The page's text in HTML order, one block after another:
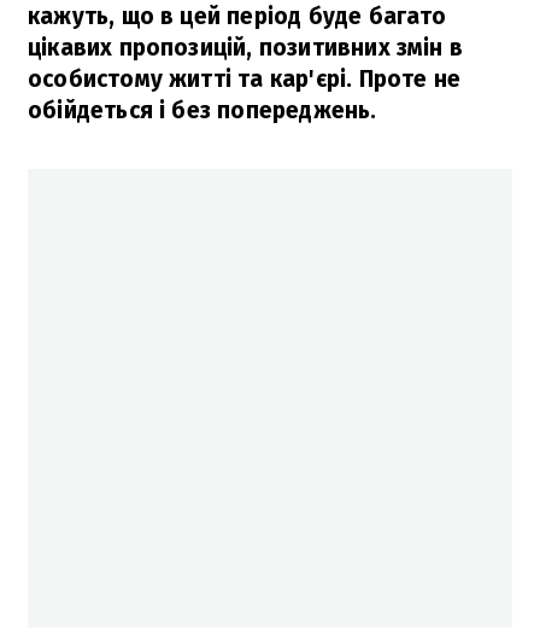
кажуть, що в цей період буде багато
цікавих пропозицій, позитивних змін в
особистому житті та кар'єрі. Проте не
обійдеться і без попереджень.